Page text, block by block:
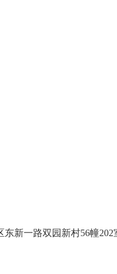
新一路双园新村56幢202